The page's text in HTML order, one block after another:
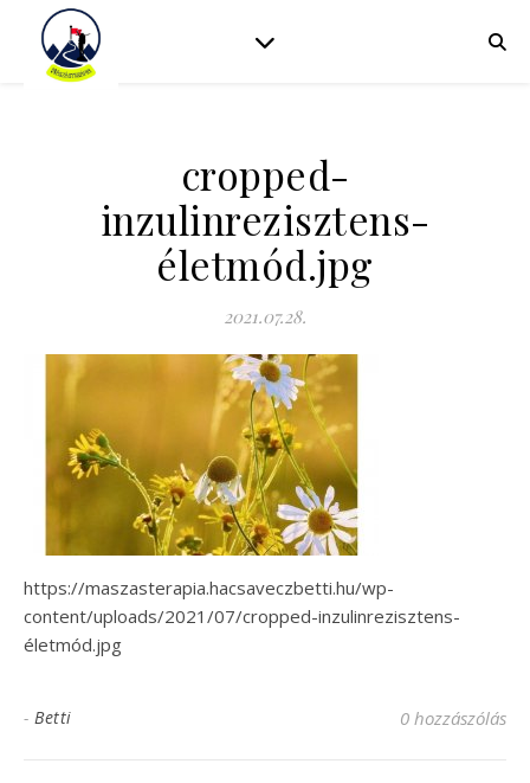
cropped-
inzulinrezisztens-
életmód.jpg
2021.07.28.
https://maszasterapia.hacsaveczbetti.hu/wp-
content/uploads/2021/07/cropped-inzulinrezisztens-
életmód.jpg
- Betti 0 hozzászólás